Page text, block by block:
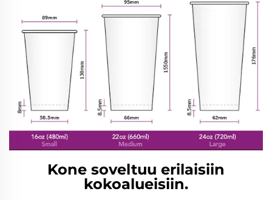
Kone soveltuu erilaisiin
kokoalueisiin.